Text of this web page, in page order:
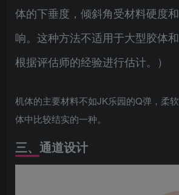
体的下垂度，倾斜角受材料硬度
响。这种方法不适用于大型胶体
根据评估师的经验进行估计。）
机体的主要材料不如JK乐园的Q弹，柔
体中比较结实的一种。
三、通道设计